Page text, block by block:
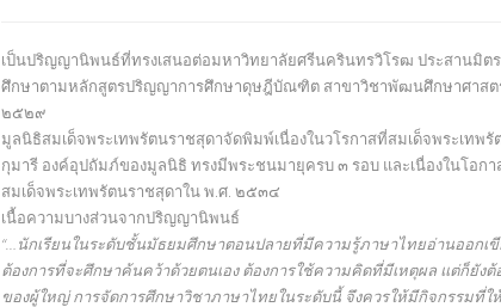
เป็นปริญญานิพนธ์ที่ทรงเสนอต่อมหาวิทยาลัยศรีนครินทรวิโรฒ ประสานมิตร
ศึกษาตามหลักสูตรปริญญาการศึกษาดุษฎีบัณฑิต สาขาวิชาพัฒนศึกษาศาสต
๒๕๒๙
มูลนิธิสมเด็จพระเทพรัตนราชสุดาจัดพิมพ์เนื่องในวโรกาสที่สมเด็จพระเทพ
กุมารี องค์อุปถัมภ์ของมูลนิธิ ทรงมีพระชนมายุครบ ๓ รอบ และเนื่องในโอก
สมเด็จพระเทพรัตนราชสุดาใน พ.ศ. ๒๕๓๔
เนื้อความบางส่วนจากปริญญานิพนธ์
“…นักเรียนในระดับชั้นมัธยมศึกษาตอนปลายที่มีความรู้ภาษาไทยอ่านออกเขี
ต้องการที่จะศึกษาค้นคว้าด้วยตนเอง ต้องการใช้ความคิดที่มีเหตุผล แต่ก็ยัง
ของผู้ใหญ่ การจัดการศึกษาวิชาภาษาไทยในระดับนี้ จึงควรให้มีกิจกรรมที่